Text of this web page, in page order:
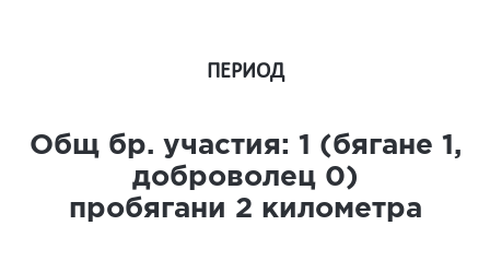
ПЕРИОД
Общ бр. участия: 1 (бягане 1 ,
доброволец 0)
пробягани 2 километра